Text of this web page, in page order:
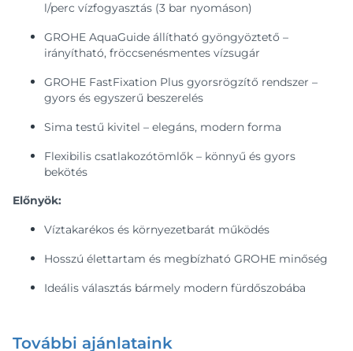
l/perc vízfogyasztás (3 bar nyomáson)
GROHE AquaGuide állítható gyöngyöztető –
irányítható, fröccsenésmentes vízsugár
GROHE FastFixation Plus gyorsrögzítő rendszer –
gyors és egyszerű beszerelés
Sima testű kivitel – elegáns, modern forma
Flexibilis csatlakozótömlők – könnyű és gyors
bekötés
Előnyök:
Víztakarékos és környezetbarát működés
Hosszú élettartam és megbízható GROHE minőség
Ideális választás bármely modern fürdőszobába
További ajánlataink